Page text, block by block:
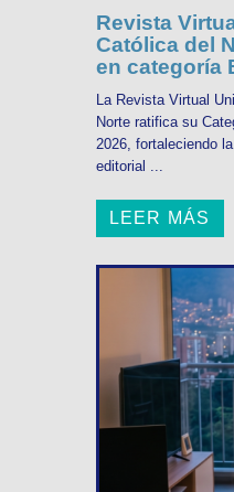
Revista
Católica del
en categoría
La Revista Virtual
Norte ratifica su
2026, fortaleciendo
editorial ...
LEER MÁS